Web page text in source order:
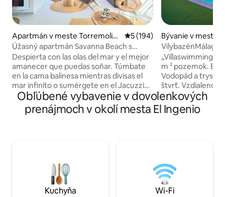
Apartmán v meste Torremolin
os
Priemerné ohodnotenie 5 z
5 (194)
Úžasný apartmán Savanna Beach s
vírivkou
Despierta con las olas del mar y el mejor
amanecer que puedas soñar. Túmbate
en la cama balinesa mientras divisas el
mar infinito o sumérgete en el Jacuzzi
climatizado mientras te tomas una copa
de cava. El Savanna Beach está pensado
para pasar unas vacaciones relajantes en
estilo boho, natural y étnico. La
iluminación por la noche es muy
acogedora y romántica y las vistas son
increíbles. Las cristaleras del salón se
Bývanie v meste
a Victoria
VilybazénMálaga
m ² pozemok.
Vodopád a
štvrť. Vzdialenosť: • pláž a reštaurácie
600 m, • Supermarket: 200 m 4 spálne: 3
na poschodí a 1
toaletou;
Kontaktujte
sedadlami. S
sa vody,
nie sú k dispozícii
Obľúbené vybavenie v dovolenkových
prenájmoch v okolí mesta El Ingenio
Kuchyňa Wi-Fi